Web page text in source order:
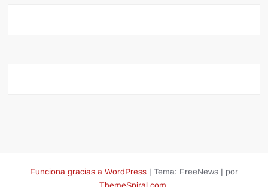
Funciona gracias a WordPress | Tema: FreeNews | por
ThemeSpiral.com